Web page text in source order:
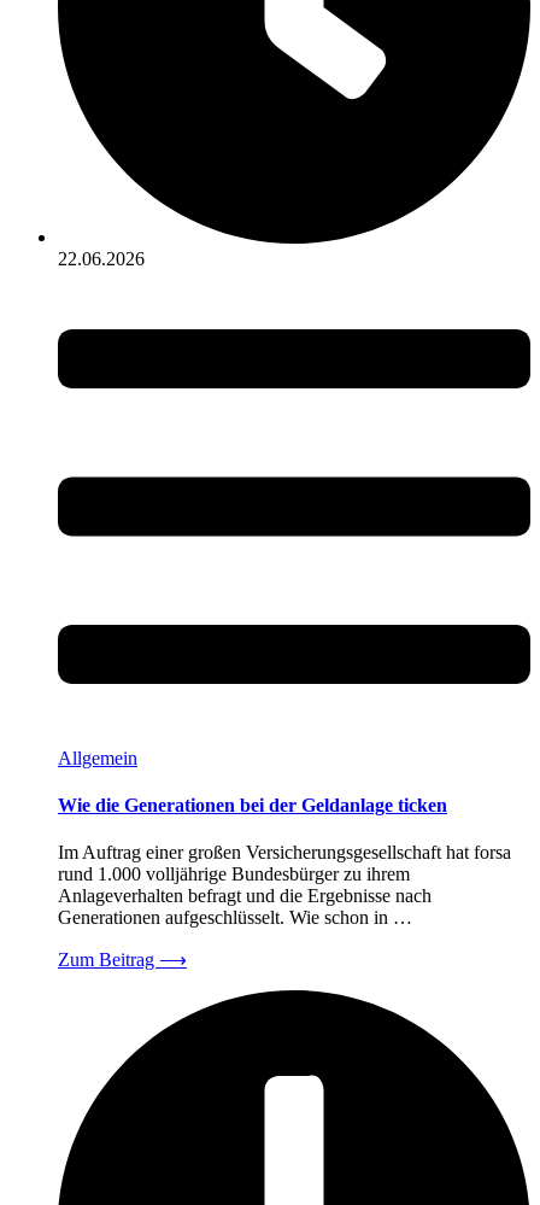
22.06.2026
Allgemein
Wie die Generationen bei der Geldanlage ticken
Im Auftrag einer großen Versicherungsgesellschaft hat forsa
rund 1.000 volljährige Bundesbürger zu ihrem
Anlageverhalten befragt und die Ergebnisse nach
Generationen aufgeschlüsselt. Wie schon in …
Zum Beitrag ⟶